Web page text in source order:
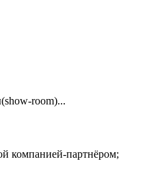
room)...
компанией-партнёром;